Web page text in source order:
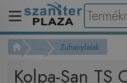
... Zuhanyfalak
Kolpa-San TS